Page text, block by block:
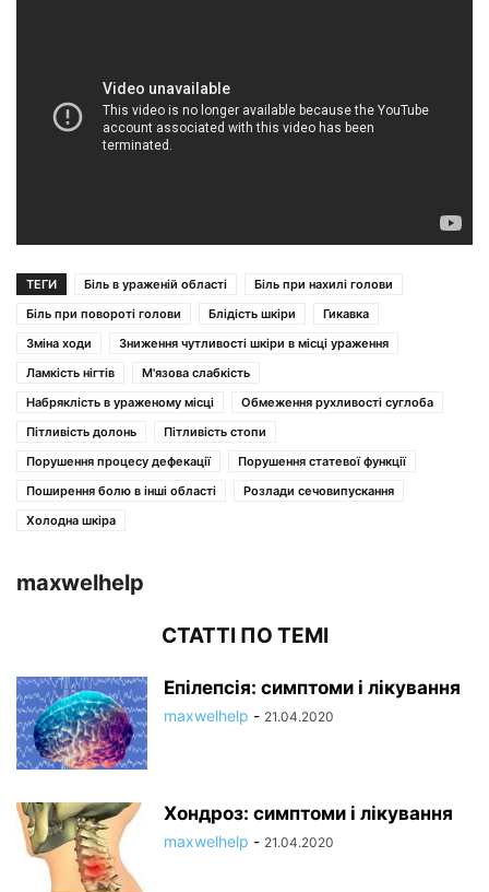
ТЕГИ Біль в ураженій області
Біль при нахилі голови
Біль при повороті голови
Блідість шкіри
Гикавка
Зміна ходи
Зниження чутливості шкіри в місці ураження
Ламкість нігтів
М'язова слабкість
Набряклість в ураженому місці
Обмеження рухливості суглоба
Пітливість долонь
Пітливість стопи
Порушення процесу дефекації
Порушення статевої функції
Поширення болю в інші області
Розлади сечовипускання
Холодна шкіра
maxwelhelp
СТАТТІ ПО ТЕМІ
Епілепсія: симптоми і лікування
maxwelhelp - 21.04.2020
Хондроз: симптоми і лікування
maxwelhelp - 21.04.2020